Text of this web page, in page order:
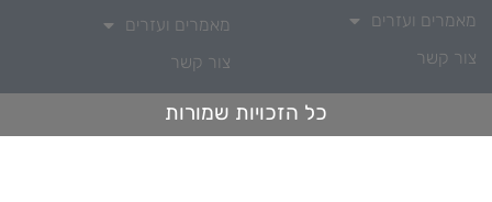
מאמרים ועזרים
צור קשר
מאמרים ועזרים
צור קשר
כל הזכויות שמורות